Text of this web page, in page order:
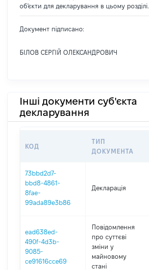
об'єкти для декларування в цьому розділі.
Документ підписано:
БІЛОВ СЕРГІЙ ОЛЕКСАНДРОВИЧ
Інші документи суб'єкта
декларування
КОД
ТИП
ДОКУМЕНТА
73bbd2d7-
bbd8-4861-
8fae-
99ada89e3b86
Декларація
ead638ed-
490f-4d3b-
9085-
ce91616cce69
Повідомлення
про суттєві
зміни y
майновому
стані